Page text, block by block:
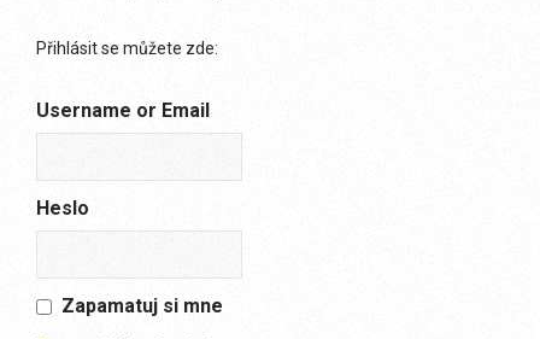
Přihlásit se můžete zde:
Username or Email
Heslo
Zapamatuj si mne